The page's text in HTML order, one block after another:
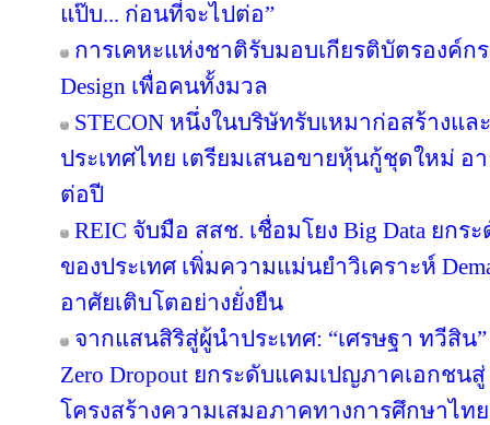
แป๊บ... ก่อนที่จะไปต่อ”
การเคหะแห่งชาติรับมอบเกียรติบัตรองค์ก
Design เพื่อคนทั้งมวล
STECON หนึ่งในบริษัทรับเหมาก่อสร้างแ
ประเทศไทย เตรียมเสนอขายหุ้นกู้ชุดใหม่ อ
ต่อปี
REIC จับมือ สสช. เชื่อมโยง Big Data ยก
ของประเทศ เพิ่มความแม่นยำวิเคราะห์
อาศัยเติบโตอย่างยั่งยืน
จากแสนสิริสู่ผู้นำประเทศ: “เศรษฐา ทวีสิน
Zero Dropout ยกระดับแคมเปญภาคเอกชน
โครงสร้างความเสมอภาคทางการศึกษาไทย